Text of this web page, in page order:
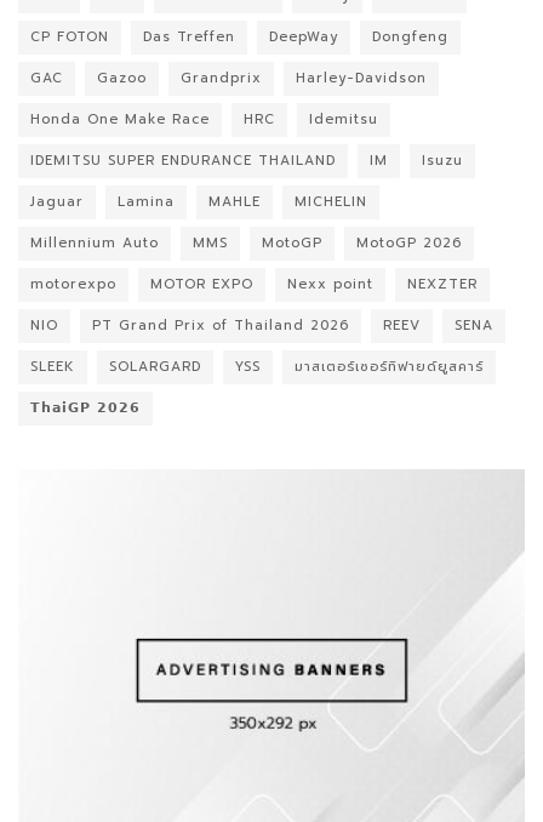
CP FOTON
Das Treffen DeepWay
Dongfeng
GAC
Gazoo Grandprix
Harley-Davidson
Honda One Make Race
HRC
Idemitsu
IDEMITSU SUPER ENDURANCE THAILAND
IM
Isuzu
Jaguar
Lamina MAHLE
MICHELIN
Millennium Auto
MMS MotoGP
MotoGP 2026
motorexpo
MOTOR EXPO Nexx point
NEXZTER
NIO
PT Grand Prix of Thailand 2026 REEV
SENA
SLEEK
SOLARGARD YSS
มาสเตอร์เซอร์ทิฟายด์ยูสคาร์
𝗧𝗵𝗮𝗶𝗚𝗣 𝟮𝟬𝟮𝟲